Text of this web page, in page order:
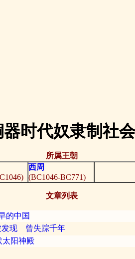
器时代奴隶制社会
所属王朝
西周
(BC1046-BC771)
文章列表
的中国
发现 曾失踪千年
太阳神殿